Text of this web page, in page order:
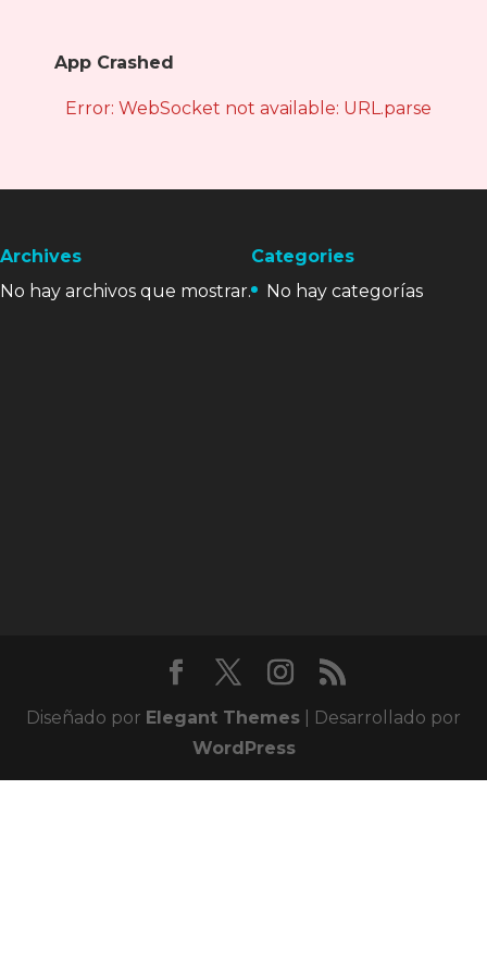
App Crashed
Error: WebSocket not available: URL.parse is
Archives
No hay archivos que mostrar.
Categories
No hay categorías
Diseñado por Elegant Themes | Desarrollado por
WordPress